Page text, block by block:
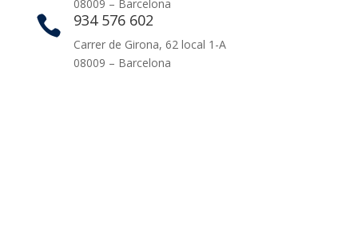
08009 – Barcelona
 934 576 602
Carrer de Girona, 62 local 1-A
08009 – Barcelona